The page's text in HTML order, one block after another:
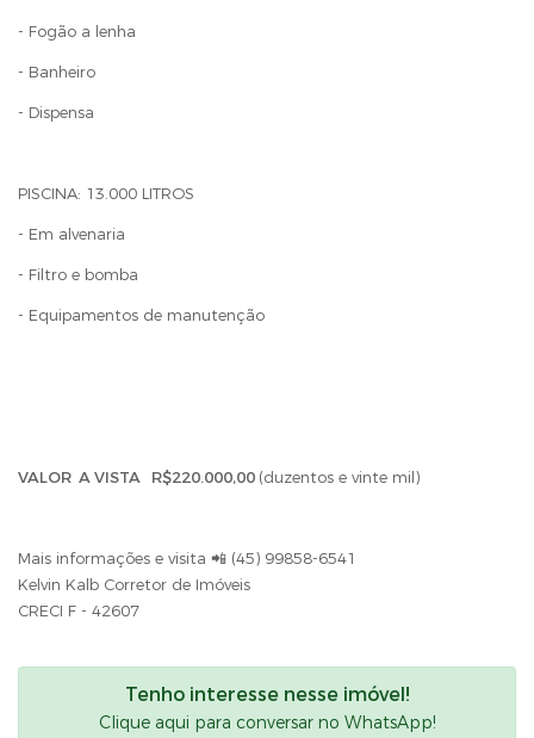
- Fogão a lenha
- Banheiro
- Dispensa
PISCINA: 13.000 LITROS
- Em alvenaria
- Filtro e bomba
- Equipamentos de manutenção
VALOR A VISTA R$220.000,00 (duzentos e vinte mil)
Mais informações e visita 📲 (45) 99858-6541
Kelvin Kalb Corretor de Imóveis
CRECI F - 42607
Tenho interesse nesse imóvel!
Clique aqui para conversar no WhatsApp!